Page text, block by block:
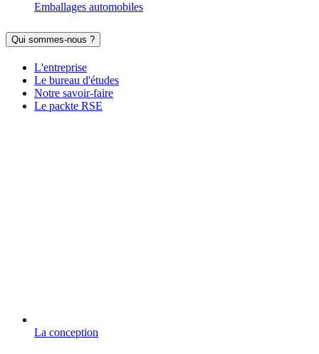
Emballages automobiles
Qui sommes-nous ?
L'entreprise
Le bureau d'études
Notre savoir-faire
Le packte RSE
La conception